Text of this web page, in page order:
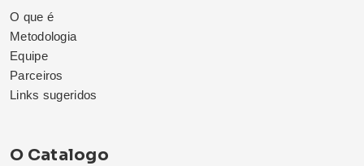
O que é
Metodologia
Equipe
Parceiros
Links sugeridos
O Catalogo